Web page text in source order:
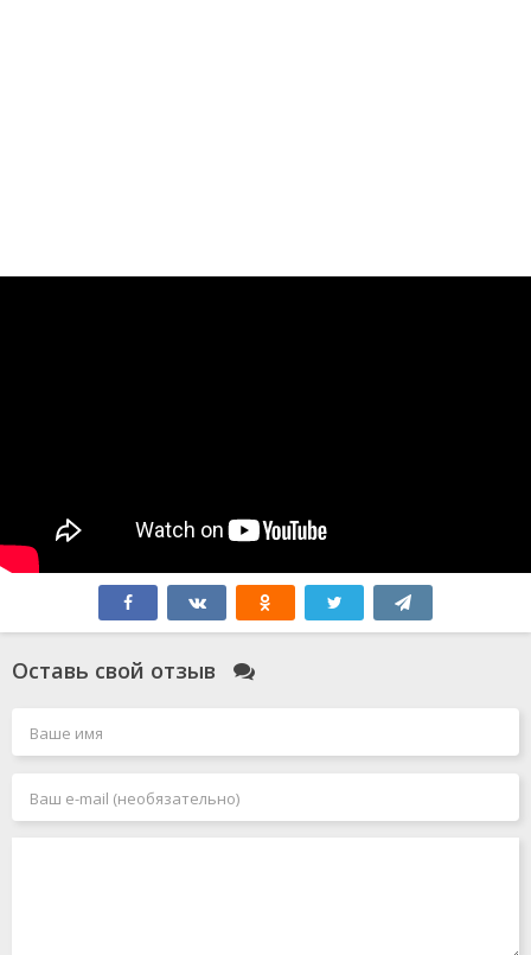
Оставь свой отзыв